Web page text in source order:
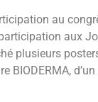
au
aux
plusieurs
BIODERMA,